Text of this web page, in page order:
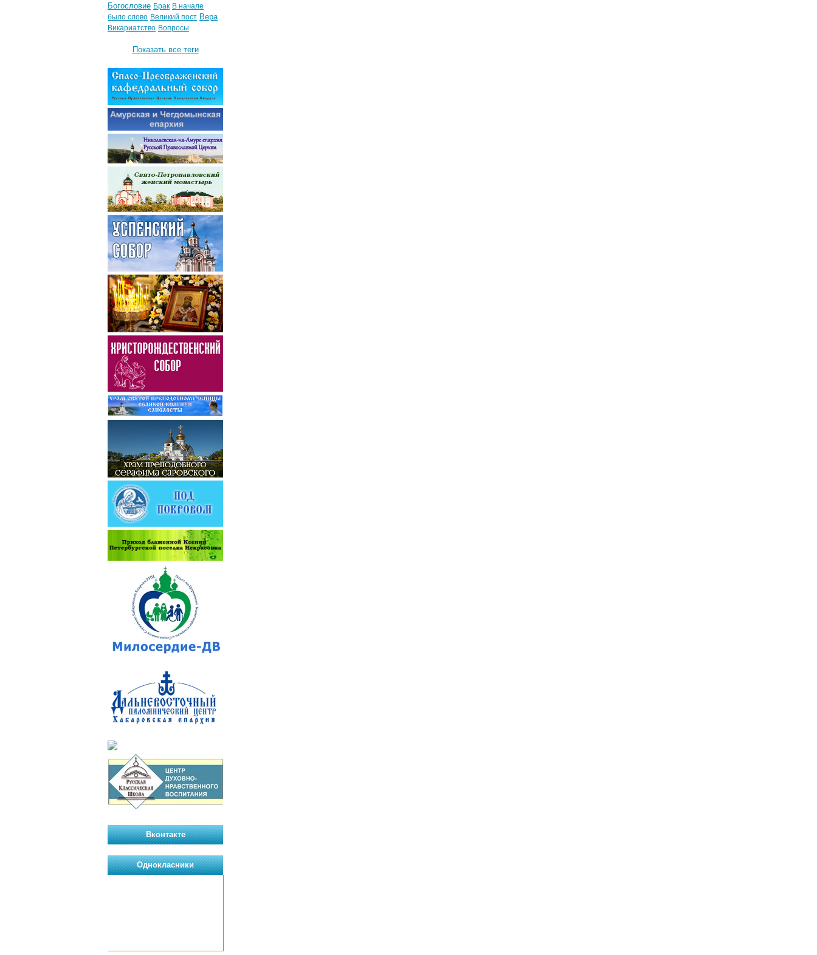
Богословие Брак В начале
было слово Великий пост Вера
Викариатство Вопросы
Показать все теги
Вконтакте
Однокласники